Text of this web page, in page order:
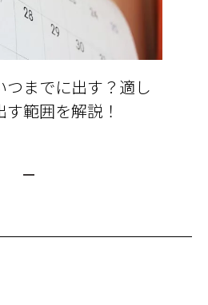
つまでに出す？適し
範囲を解説！